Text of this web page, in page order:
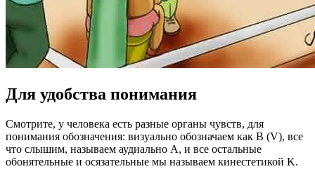
Для удобства понимания
Смотрите, у человека есть разные органы чувств, для
понимания обозначения: визуально обозначаем как В (V), все
что слышим, называем аудиально А, и все остальные
обонятельные и осязательные мы называем кинестетикой K.